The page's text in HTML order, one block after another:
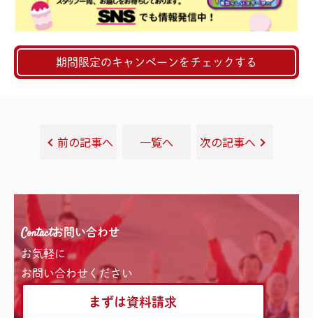
期間限定のキャンペーンをチェックする
前の記事へ 一覧へ 次の記事へ
Contactお問い合わせ
お気軽に
お問い合わせください
まずは資料請求